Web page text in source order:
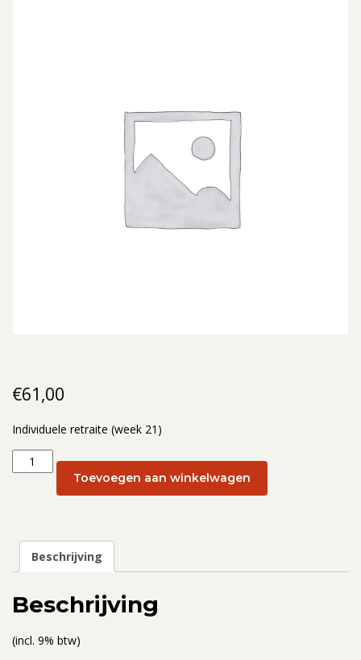
€61,00
Individuele retraite (week 21)
Individuele
retraite
aantal
Toevoegen aan winkelwagen
Beschrijving
Beschrijving
(incl. 9% btw)